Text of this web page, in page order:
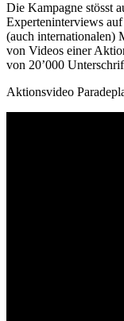
Die Kampagne stösst
Experteninterviews
(auch internationalen)
von Videos einer
von 20’000
Aktionsvideo